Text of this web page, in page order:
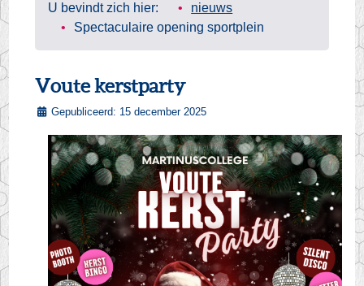
U bevindt zich hier:
nieuws
Spectaculaire opening sportplein
Voute kerstparty
Gepubliceerd: 15 december 2025